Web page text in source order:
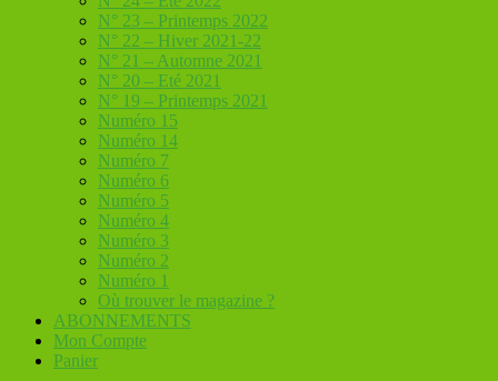
N° 23 – Printemps 2022
N° 22 – Hiver 2021-22
N° 21 – Automne 2021
N° 20 – Eté 2021
N° 19 – Printemps 2021
Numéro 15
Numéro 14
Numéro 7
Numéro 6
Numéro 5
Numéro 4
Numéro 3
Numéro 2
Numéro 1
Où trouver le magazine ?
ABONNEMENTS
Mon Compte
Panier